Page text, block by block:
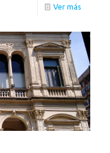
Ver más